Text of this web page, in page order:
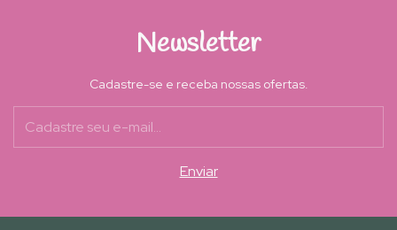
Newsletter
Cadastre-se e receba nossas ofertas.